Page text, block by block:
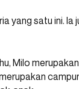
yang satu ini.
Milo
merupakan